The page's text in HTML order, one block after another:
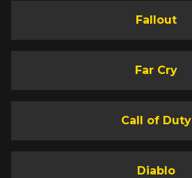
Fallout
Far Cry
Call of Duty
Diablo